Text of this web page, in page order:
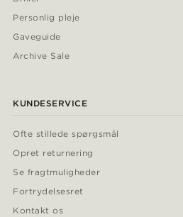
Personlig pleje
Gaveguide
Archive Sale
KUNDESERVICE
Ofte stillede spørgsmål
Opret returnering
Se fragtmuligheder
Fortrydelsesret
Kontakt os